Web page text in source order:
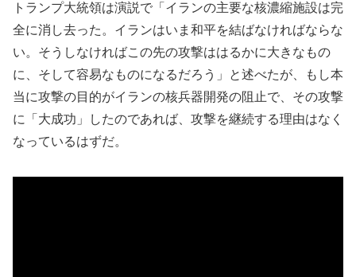
トランプ大統領は演説で「イランの主要な核濃縮施設は完
全に消し去った。イランはいま和平を結ばなければならな
い。そうしなければこの先の攻撃ははるかに大きなもの
に、そして容易なものになるだろう」と述べたが、もし本
当に攻撃の目的がイランの核兵器開発の阻止で、その攻撃
に「大成功」したのであれば、攻撃を継続する理由はなく
なっているはずだ。